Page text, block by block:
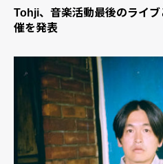
Tohji、音楽活動最後のライ
催を発表